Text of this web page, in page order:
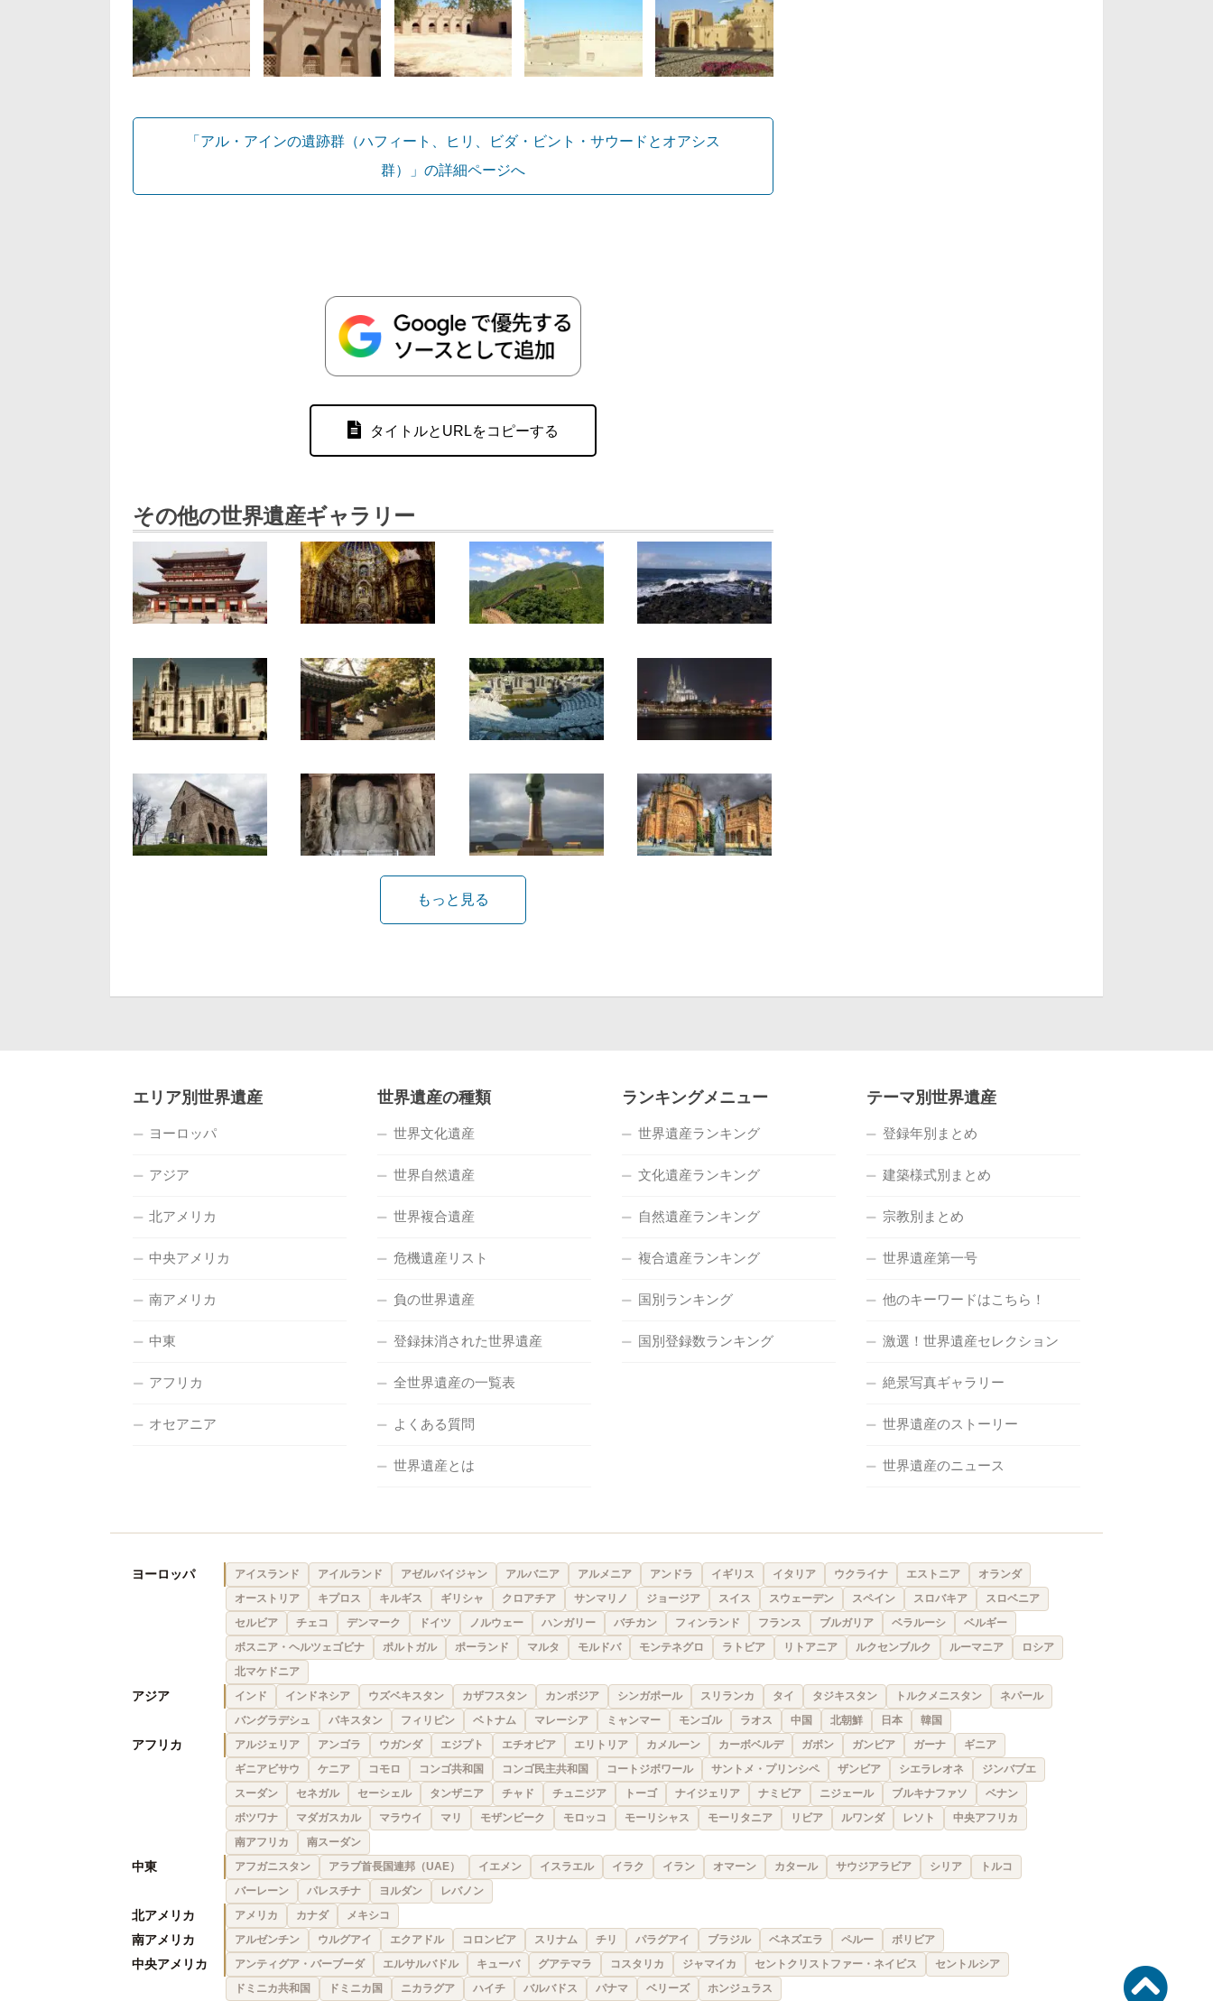
「アル・アインの遺跡群（ハフィート、ヒリ、ビダ・ビント・サウードとオアシス
群）」の詳細ページへ
タイトルとURLをコピーする
その他の世界遺産ギャラリー
もっと見る
エリア別世界遺産
ヨーロッパ
アジア
北アメリカ
中央アメリカ
南アメリカ
中東
アフリカ
オセアニア
世界遺産の種類
世界文化遺産
世界自然遺産
世界複合遺産
危機遺産リスト
負の世界遺産
登録抹消された世界遺産
全世界遺産の一覧表
よくある質問
世界遺産とは
ランキングメニュー
世界遺産ランキング
文化遺産ランキング
自然遺産ランキング
複合遺産ランキング
国別ランキング
国別登録数ランキング
テーマ別世界遺産
登録年別まとめ
建築様式別まとめ
宗教別まとめ
世界遺産第一号
他のキーワードはこちら！
激選！世界遺産セレクション
絶景写真ギャラリー
世界遺産のストーリー
世界遺産のニュース
ヨーロッパ アイスランド アイルランド アゼルバイジャン アルバニア アルメニア アンドラ イギリス イタリア ウクライナ エストニア
オランダ
オーストリア
キプロス キルギス ギリシャ クロアチア サンマリノ ジョージア スイス スウェーデン スペイン スロバキア
スロベニア
セルビア
チェコ デンマーク ドイツ ノルウェー ハンガリー バチカン フィンランド フランス ブルガリア ベラルーシ
ベルギー
ボスニア・ヘルツェゴビナ
ポルトガル ポーランド マルタ モルドバ モンテネグロ ラトビア リトアニア ルクセンブルク ルーマニア
ロシア
北マケドニア
アジア インド インドネシア ウズベキスタン カザフスタン カンボジア シンガポール スリランカ タイ タジキスタン トルクメニスタン
ネパール
バングラデシュ
パキスタン フィリピン ベトナム マレーシア ミャンマー モンゴル ラオス 中国 北朝鮮 日本 韓国
アフリカ アルジェリア アンゴラ ウガンダ エジプト エチオピア エリトリア カメルーン カーボベルデ ガボン ガンビア ガーナ
ギニア
ギニアビサウ
ケニア コモロ コンゴ共和国 コンゴ民主共和国 コートジボワール サントメ・プリンシペ ザンビア シエラレオネ
ジンバブエ
スーダン
セネガル セーシェル タンザニア チャド チュニジア トーゴ ナイジェリア ナミビア ニジェール ブルキナファソ
ベナン
ボツワナ
マダガスカル マラウイ マリ モザンビーク モロッコ モーリシャス モーリタニア リビア ルワンダ レソト
中央アフリカ
南アフリカ
南スーダン
中東 アフガニスタン アラブ首長国連邦（UAE） イエメン イスラエル イラク イラン オマーン カタール サウジアラビア シリア
トルコ
バーレーン
パレスチナ ヨルダン レバノン
北アメリカ アメリカ カナダ メキシコ
南アメリカ アルゼンチン ウルグアイ エクアドル コロンビア スリナム チリ パラグアイ ブラジル ベネズエラ ペルー ボリビア
中央アメリカ アンティグア・バーブーダ エルサルバドル キューバ グアテマラ コスタリカ ジャマイカ セントクリストファー・ネイビス
セントルシア
ドミニカ共和国
ドミニカ国 ニカラグア ハイチ バルバドス パナマ ベリーズ ホンジュラス